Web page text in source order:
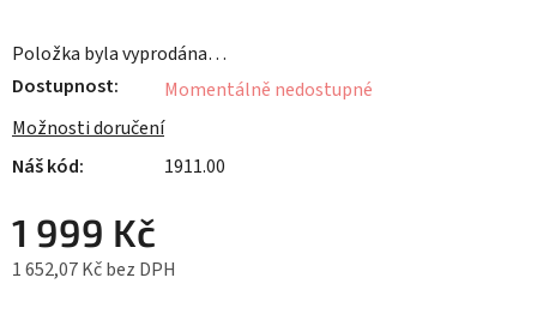
Položka byla vyprodána…
Dostupnost
Momentálně nedostupné
Možnosti doručení
1911.00
1 999 Kč
1 652,07 Kč bez DPH